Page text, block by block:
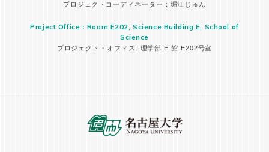
プロジェクトコーディネーター：堀江じゅん
Project Office：Room E202, Science Building E, School of
Science
プロジェクト・オフィス: 理学部 E 館 E202号室